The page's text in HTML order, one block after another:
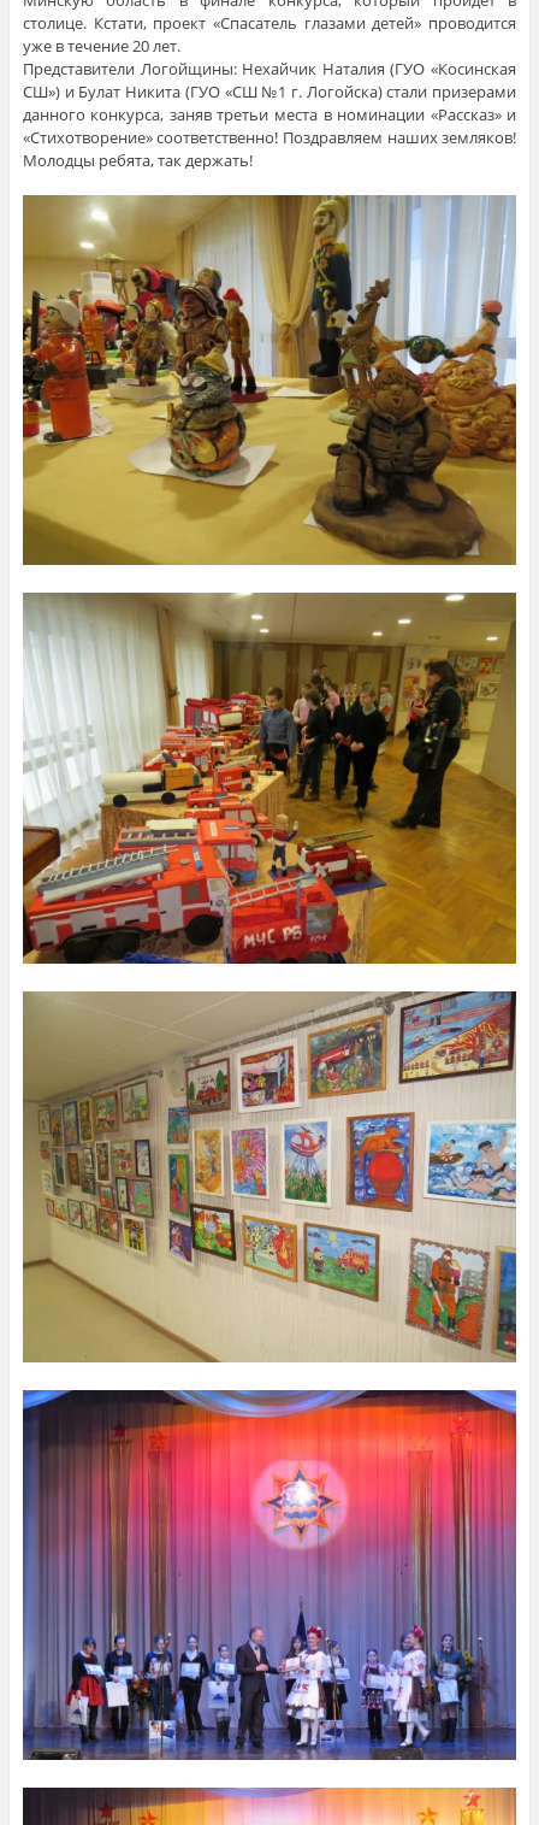
столице. Кстати, проект «Спасатель глазами детей» проводится
уже в течение 20 лет.
Представители Логойщины: Нехайчик Наталия (ГУО «Косинская
СШ») и Булат Никита (ГУО «СШ №1 г. Логойска) стали призерами
данного конкурса, заняв третьи места в номинации «Рассказ» и
«Стихотворение» соответственно! Поздравляем наших земляков!
Молодцы ребята, так держать!